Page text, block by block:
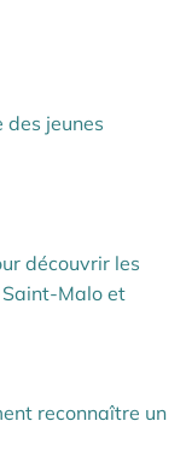
des jeunes
découvrir les
Malo et
reconnaître un